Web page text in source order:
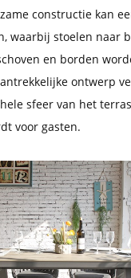
constructie kan
waarbij stoelen naar
en borden
ontwerp
sfeer van het
voor gasten.